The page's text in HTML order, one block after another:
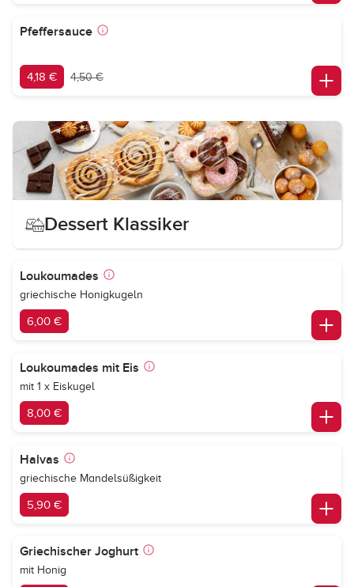
Pfeffersauce
4,18 € 4,50 €
Dessert Klassiker
Loukoumades
griechische Honigkugeln
6,00 €
Loukoumades mit Eis
mit 1 x Eiskugel
8,00 €
Halvas
griechische Mandelsüßigkeit
5,90 €
Griechischer Joghurt
mit Honig